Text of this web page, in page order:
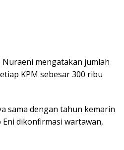
Nuraeni mengatakan jumlah
KPM sebesar 300 ribu
sama dengan tahun kemarin
dikonfirmasi wartawan,